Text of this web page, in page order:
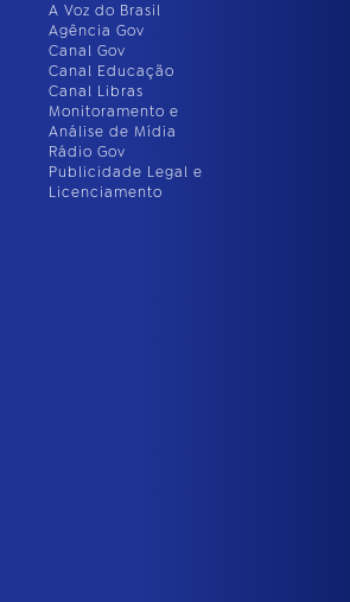
A Voz do Brasil
Agência Gov
Canal Gov
Canal Educação
Canal Libras
Monitoramento e
Análise de Mídia
Rádio Gov
Publicidade Legal e
Licenciamento